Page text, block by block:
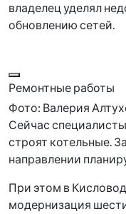
владелец уделял
обновлению сетей.
Ремонтные работы
Фото: Валерия
Сейчас
строят котельные.
направлении
При этом в
модернизация